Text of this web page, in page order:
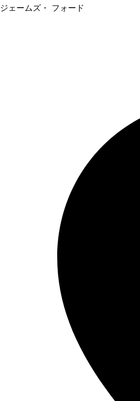
ジェームズ・ フォード